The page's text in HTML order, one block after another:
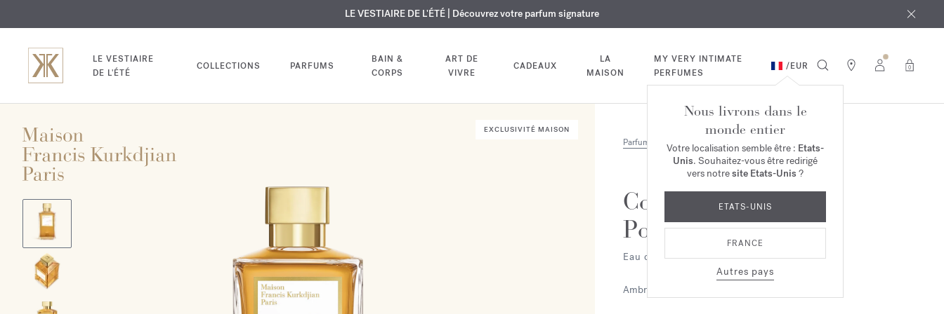
EXCLUSIF | Découvrez le nouveau parfum OUDvelvet mooddans votre commande*
GRAVURE OFFERTE | Sur tous les parfums et huiles pour le corps jusqu'au 9 août
LE VESTIAIRE DE L'ÉTÉ | Découvrez votre parfum signature
LE VESTIAIRE
DE L'ÉTÉ
COLLECTIONS PARFUMS
BAIN &
CORPS
ART DE
VIVRE
CADEAUX
LA
MAISON
MY VERY INTIMATE
PERFUMES
/EUR 0
Nous livrons dans le
monde entier
Votre localisation semble être : Etats-
Unis. Souhaitez-vous être redirigé
vers notresite Etats-Unis ?
ETATS-UNIS
FRANCE
Autres pays
EXCLUSIVITÉ MAISON
Parfums
Cologne
Pour le Soir
Eau de cologne
Ambrée